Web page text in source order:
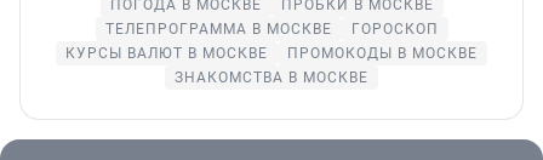
ПОГОДА В МОСКВЕ
ПРОБКИ В МОСКВЕ
ТЕЛЕПРОГРАММА В МОСКВЕ
ГОРОСКОП
КУРСЫ ВАЛЮТ В МОСКВЕ
ПРОМОКОДЫ В МОСКВЕ
ЗНАКОМСТВА В МОСКВЕ